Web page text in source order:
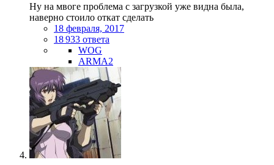
Ну на мвоге проблема с загрузкой уже видна была,
наверно стоило откат сделать
18 февраля, 2017
18 933 ответа
WOG
ARMA2